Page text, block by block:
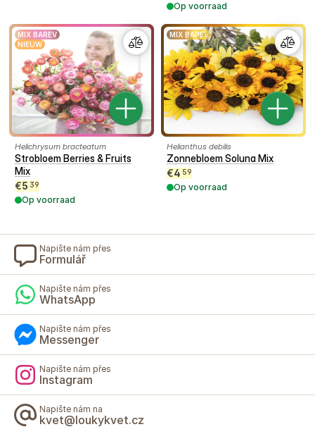
Op voorraad
MIX BAREV
NIEUW
Helichrysum bracteatum
Strobloem Berries & Fruits
Mix
€5 39
Op voorraad
MIX BAREV
Helianthus debilis
Zonnebloem Soluna Mix
€4 59
Op voorraad
Napište nám přes
Formulář
Napište nám přes
WhatsApp
Napište nám přes
Messenger
Napište nám přes
Instagram
Napište nám na
kvet@loukykvet.cz